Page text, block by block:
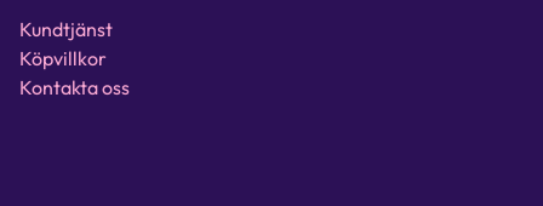
Kundtjänst
Köpvillkor
Kontakta oss